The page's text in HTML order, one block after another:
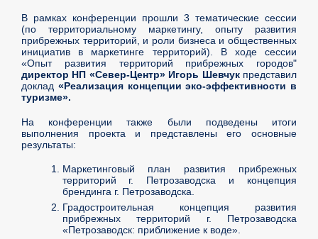
В рамках конференции прошли 3 тематические сессии
(по территориальному маркетингу, опыту развития
прибрежных территорий, и роли бизнеса и общественных
инициатив в маркетинге территорий). В ходе сессии
«Опыт развития территорий прибрежных городов"
директор НП «Север-Центр» Игорь Шевчук представил
доклад «Реализация концепции эко-эффективности в
туризме».
На конференции также были подведены итоги
выполнения проекта и представлены его основные
результаты:
Маркетинговый план развития прибрежных
территорий г. Петрозаводска и концепция
брендинга г. Петрозаводска.
Градостроительная концепция развития
прибрежных территорий г. Петрозаводска
«Петрозаводск: приближение к воде».